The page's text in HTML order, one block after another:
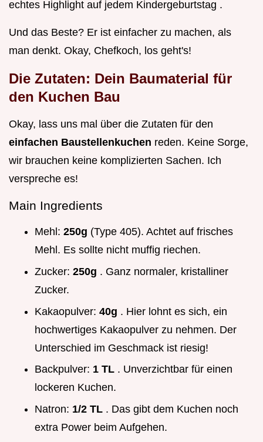
echtes Highlight auf jedem Kindergeburtstag .
Und das Beste? Er ist einfacher zu machen, als
man denkt. Okay, Chefkoch, los geht's!
Die Zutaten: Dein Baumaterial für
den Kuchen Bau
Okay, lass uns mal über die Zutaten für den
einfachen Baustellenkuchen reden. Keine Sorge,
wir brauchen keine komplizierten Sachen. Ich
verspreche es!
Main Ingredients
Mehl: 250g (Type 405). Achtet auf frisches
Mehl. Es sollte nicht muffig riechen.
Zucker: 250g . Ganz normaler, kristalliner
Zucker.
Kakaopulver: 40g . Hier lohnt es sich, ein
hochwertiges Kakaopulver zu nehmen. Der
Unterschied im Geschmack ist riesig!
Backpulver: 1 TL . Unverzichtbar für einen
lockeren Kuchen.
Natron: 1/2 TL . Das gibt dem Kuchen noch
extra Power beim Aufgehen.